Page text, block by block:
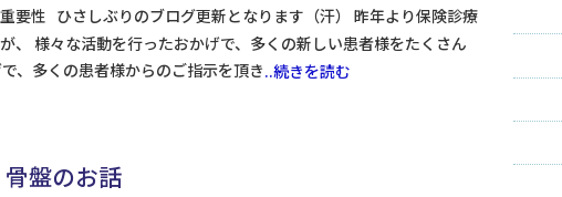
要性 ひさしぶりのブログ更新となります（汗） 昨年より保険診療
、 様々な活動を行ったおかげで、多くの新しい患者様をたくさん
、多くの患者様からのご指示を頂き..続きを読む
盤のお話